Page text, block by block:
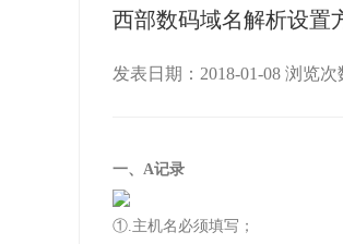
西部数码域名解析设置
发表日期：2018-01-08 浏览次
一、A记录
①.主机名必须填写；